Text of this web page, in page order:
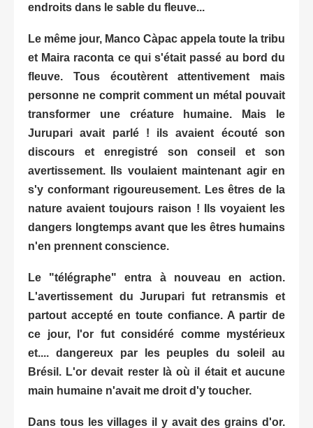
endroits dans le sable du fleuve...
Le même jour, Manco Càpac appela toute la tribu
et Maira raconta ce qui s'était passé au bord du
fleuve. Tous écoutèrent attentivement mais
personne ne comprit comment un métal pouvait
transformer une créature humaine. Mais le
Jurupari avait parlé ! ils avaient écouté son
discours et enregistré son conseil et son
avertissement. Ils voulaient maintenant agir en
s'y conformant rigoureusement. Les êtres de la
nature avaient toujours raison ! Ils voyaient les
dangers longtemps avant que les êtres humains
n'en prennent conscience.
Le "télégraphe" entra à nouveau en action.
L'avertissement du Jurupari fut retransmis et
partout accepté en toute confiance. A partir de
ce jour, l'or fut considéré comme mystérieux
et.... dangereux par les peuples du soleil au
Brésil. L'or devait rester là où il était et aucune
main humaine n'avait me droit d'y toucher.
Dans tous les villages il y avait des grains d'or.